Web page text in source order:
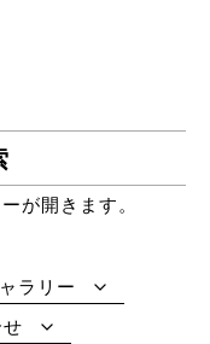
が開きます。
ラリー